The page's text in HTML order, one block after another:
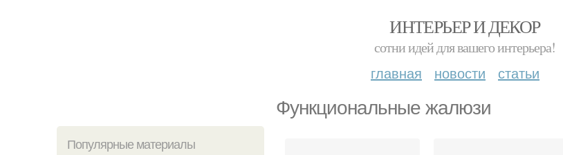
ИНТЕРЬЕР И ДЕКОР
сотни идей для вашего интерьера!
главная новости статьи
Функциональные жалюзи
Популярные материалы